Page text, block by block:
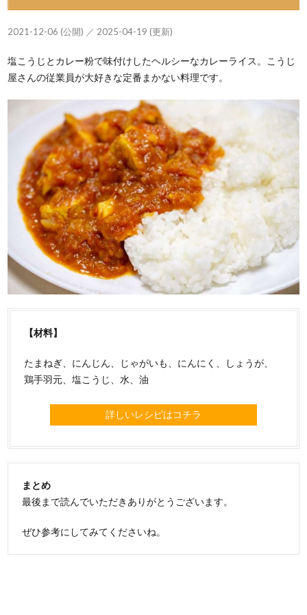
2021-12-06 (公開) ／ 2025-04-19 (更新)
塩こうじとカレー粉で味付けしたヘルシーなカレーライス。こうじ
屋さんの従業員が大好きな定番まかない料理です。
【材料】
たまねぎ、にんじん、じゃがいも、にんにく、しょうが、
鶏手羽元、塩こうじ、水、油
詳しいレシピはコチラ
まとめ
最後まで読んでいただきありがとうございます。
ぜひ参考にしてみてくださいね。